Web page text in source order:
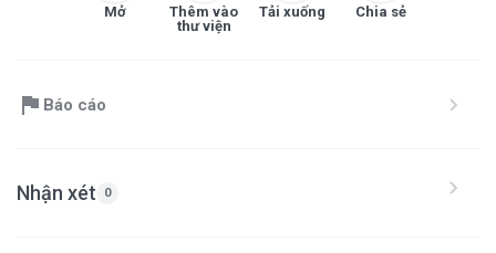
Mở
Thêm vào
thư viện
Tải xuống Chia sẻ
Báo cáo
Nhận xét 0